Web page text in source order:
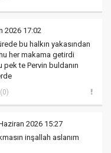
2026 17:02
bu halkın yakasından
her makama getirdi
te Pervin buldanın
(0)
2026 15:27
inşallah aslanım